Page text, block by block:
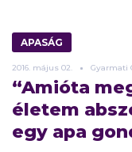
APASÁG
2016. május 02. Gyarmati
“Amióta
életem
egy apa